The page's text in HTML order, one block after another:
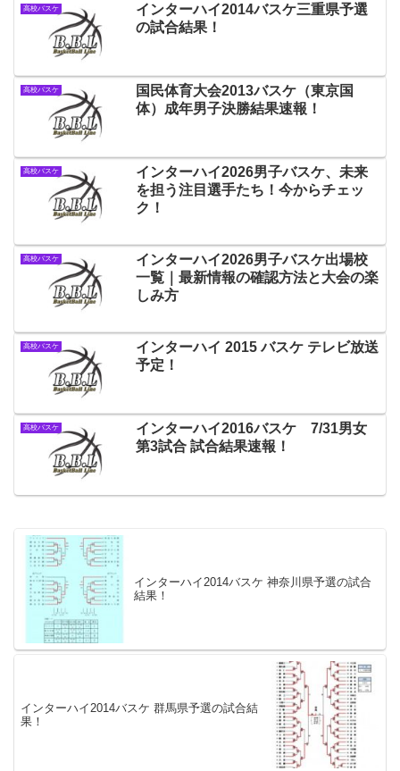
高校バスケ
インターハイ2014バスケ三重県予選
の試合結果！
高校バスケ
国民体育大会2013バスケ（東京国
体）成年男子決勝結果速報！
高校バスケ
インターハイ2026男子バスケ、未来
を担う注目選手たち！今からチェッ
ク！
高校バスケ
インターハイ2026男子バスケ出場校
一覧｜最新情報の確認方法と大会の楽
しみ方
高校バスケ
インターハイ 2015 バスケ テレビ放送
予定！
高校バスケ
インターハイ2016バスケ 7/31男女
第3試合 試合結果速報！
インターハイ2014バスケ 神奈川県予選の試合
結果！
インターハイ2014バスケ 群馬県予選の試合結
果！